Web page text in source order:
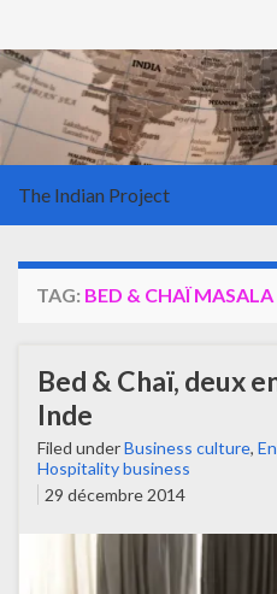
The Indian Project
TAG: BED & CHAÏ MASALA
Bed & Chaï, deux
Inde
Filed underBusiness culture,
Hospitality business
29 décembre 2014